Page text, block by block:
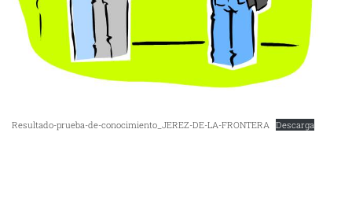
Resultado-prueba-de-conocimiento_JEREZ-DE-LA-FRONTERA Descarga